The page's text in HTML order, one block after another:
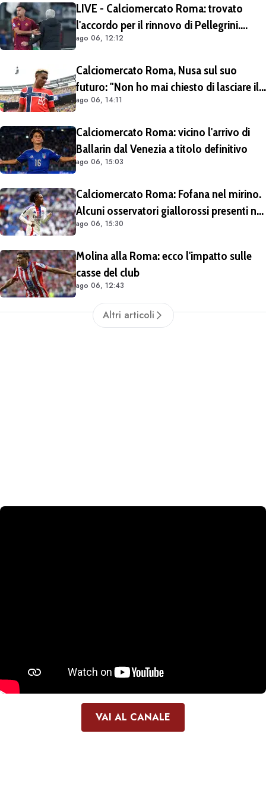
LIVE - Calciomercato Roma: trovato
l'accordo per il rinnovo di Pellegrini.
Prolungamento di un solo anno
ago 06, 12:12
Calciomercato Roma, Nusa sul suo
futuro: "Non ho mai chiesto di lasciare il
Lipsia". Giallorossi ancora al lavoro
ago 06, 14:11
Calciomercato Roma: vicino l'arrivo di
Ballarin dal Venezia a titolo definitivo
ago 06, 15:03
Calciomercato Roma: Fofana nel mirino.
Alcuni osservatori giallorossi presenti nel
match di Champions con il Lione
ago 06, 15:30
Molina alla Roma: ecco l'impatto sulle
casse del club
ago 06, 12:43
Altri articoli
VAI AL CANALE